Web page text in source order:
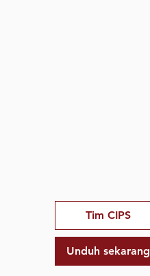
Tim CIPS
Unduh sekarang